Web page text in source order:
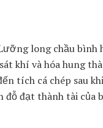
long chầu bình
khí và hóa hung
tích cá chép sau
đạt thành tài của